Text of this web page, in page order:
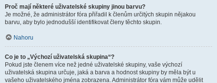
Proč mají některé uživatelské skupiny jinou barvu?
Je možné, že administrátor fóra přiřadil k členům určitých skupin nějakou
barvu, aby bylo jednodušší identifikovat členy těchto skupin.
Nahoru
Co je to „Výchozí uživatelská skupina“?
Pokud jste členem více než jedné uživatelské skupiny, vaše výchozí
uživatelská skupina určuje, jaká a barva a hodnost skupiny by měla být u
vašeho uživatelského jména zobrazena. Administrátor fóra vám může udělit